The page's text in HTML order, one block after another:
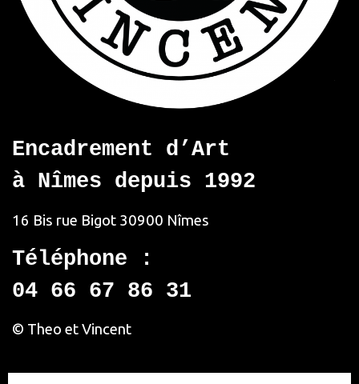
Encadrement d’Art
à Nîmes depuis 1992
16 Bis rue Bigot 30900 Nîmes
Téléphone :
04 66 67 86 31
© Theo et Vincent